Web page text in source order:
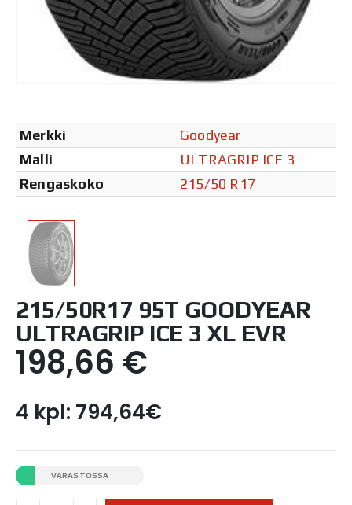
Merkki
Goodyear
Malli
ULTRAGRIP ICE 3
Rengaskoko
215/50 R17
215/50R17 95T GOODYEAR
ULTRAGRIP ICE 3 XL EVR
198,66 €
4 kpl: 794,64€
VARASTOSSA